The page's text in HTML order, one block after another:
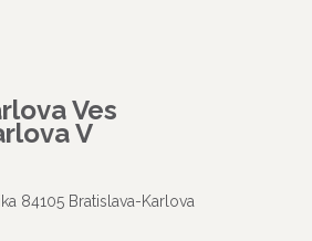
Ves
V
84105 Bratislava-Karlova